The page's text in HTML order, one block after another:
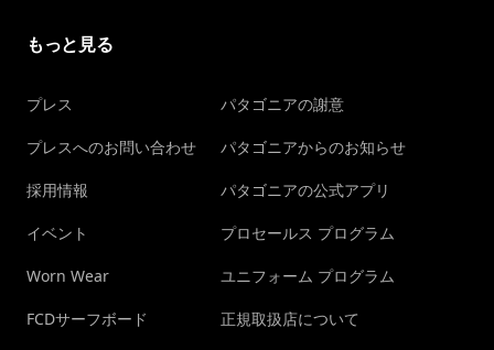
もっと見る
プレス
プレスへのお問い合わせ
採用情報
イベント
Worn Wear
FCDサーフボード
パタゴニアの謝意
パタゴニアからのお知らせ
パタゴニアの公式アプリ
プロセールス プログラム
ユニフォーム プログラム
正規取扱店について